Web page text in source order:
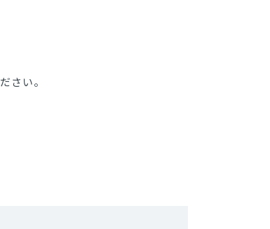
さい。